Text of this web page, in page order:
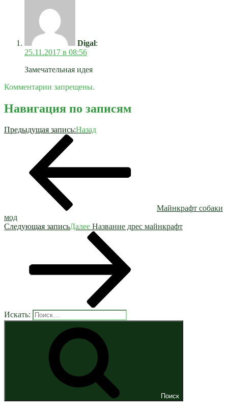
Digal:
25.11.2017 в 08:56
Замечательная идея
Комментарии запрещены.
Навигация по записям
Предыдущая запись:Назад
Майнкрафт собаки
мод
Следующая записьДалее Название дрес майнкрафт
Искать:
Поиск